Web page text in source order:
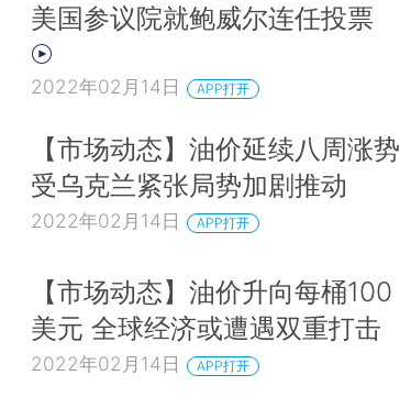
美国参议院就鲍威尔连任投票
2022年02月14日 APP打开
【市场动态】油价延续八周涨势
受乌克兰紧张局势加剧推动
2022年02月14日 APP打开
【市场动态】油价升向每桶100
美元 全球经济或遭遇双重打击
2022年02月14日 APP打开